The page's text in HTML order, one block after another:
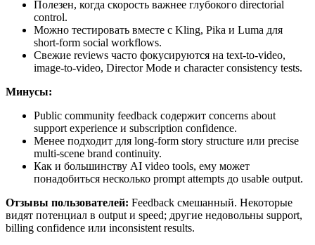
Полезен, когда скорость важнее глубокого directorial
control.
Можно тестировать вместе с Kling, Pika и Luma для
short-form social workflows.
Свежие reviews часто фокусируются на text-to-video,
image-to-video, Director Mode и character consistency tests.
Минусы:
Public community feedback содержит concerns about
support experience и subscription confidence.
Менее подходит для long-form story structure или precise
multi-scene brand continuity.
Как и большинству AI video tools, ему может
понадобиться несколько prompt attempts до usable output.
Отзывы пользователей: Feedback смешанный. Некоторые
видят потенциал в output и speed; другие недовольны support,
billing confidence или inconsistent results.